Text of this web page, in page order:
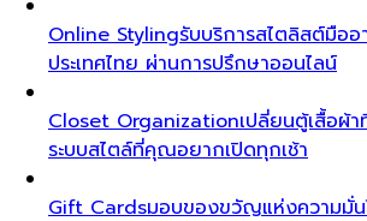
Online Stylingรับบริการสไตลิสต์มือ
ประเทศไทย ผ่านการปรึกษาออนไลน์
Closet Organizationเปลี่ยนตู้เสื้อผ้
ระบบสไตล์ที่คุณอยากเปิดทุกเช้า
Gift Cardsมอบของขวัญแห่งความมั่น